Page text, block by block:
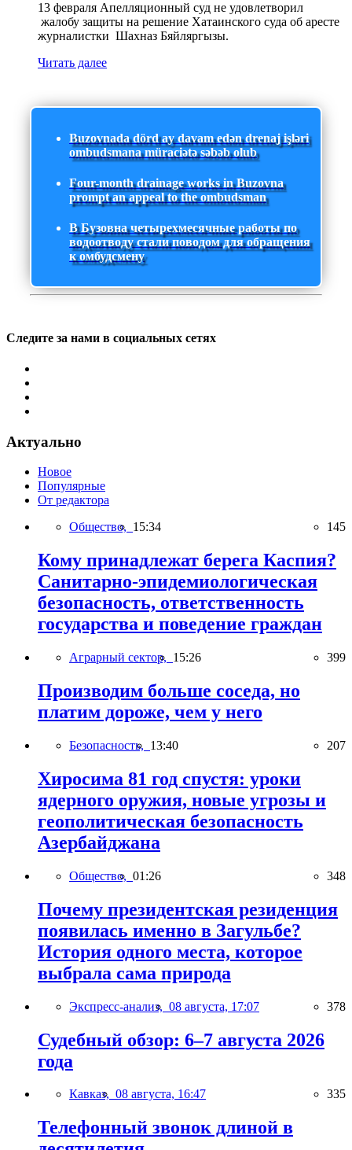
13 февраля Апелляционный суд не удовлетворил
жалобу защиты на решение Хатаинского суда об аресте
журналистки Шахназ Бяйляргызы.
Читать далее
Buzovnada dörd ay davam edən drenaj işləri
ombudsmana müraciətə səbəb olub
Four-month drainage works in Buzovna
prompt an appeal to the ombudsman
В Бузовна четырехмесячные работы по
водоотводу стали поводом для обращения
к омбудсмену
Следите за нами в социальных сетях
Актуально
Новое
Популярные
От редактора
Общество, 15:34 145
Кому принадлежат берега Каспия?
Санитарно-эпидемиологическая
безопасность, ответственность
государства и поведение граждан
Аграрный сектор, 15:26 399
Производим больше соседа, но
платим дороже, чем у него
Безопасность, 13:40 207
Хиросима 81 год спустя: уроки
ядерного оружия, новые угрозы и
геополитическая безопасность
Азербайджана
Общество, 01:26 348
Почему президентская резиденция
появилась именно в Загульбе?
История одного места, которое
выбрала сама природа
Экспресс-анализ, 08 августа, 17:07 378
Судебный обзор: 6–7 августа 2026
года
Кавказ, 08 августа, 16:47 335
Телефонный звонок длиной в